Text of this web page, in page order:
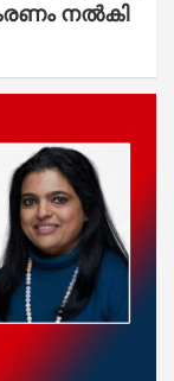
വി. വി. രാജേഷിന് ഉജ്വല സ്വീകരണം നൽകി